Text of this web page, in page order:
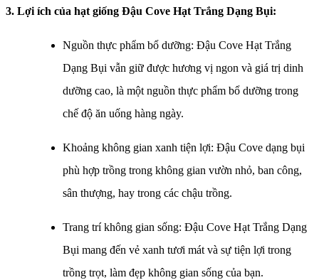
3. Lợi ích của hạt giống Đậu Cove Hạt Trắng Dạng Bụi:
Nguồn thực phẩm bổ dưỡng: Đậu Cove Hạt Trắng
Dạng Bụi vẫn giữ được hương vị ngon và giá trị dinh
dưỡng cao, là một nguồn thực phẩm bổ dưỡng trong
chế độ ăn uống hàng ngày.
Khoảng không gian xanh tiện lợi: Đậu Cove dạng bụi
phù hợp trồng trong không gian vườn nhỏ, ban công,
sân thượng, hay trong các chậu trồng.
Trang trí không gian sống: Đậu Cove Hạt Trắng Dạng
Bụi mang đến vẻ xanh tươi mát và sự tiện lợi trong
trồng trọt, làm đẹp không gian sống của bạn.